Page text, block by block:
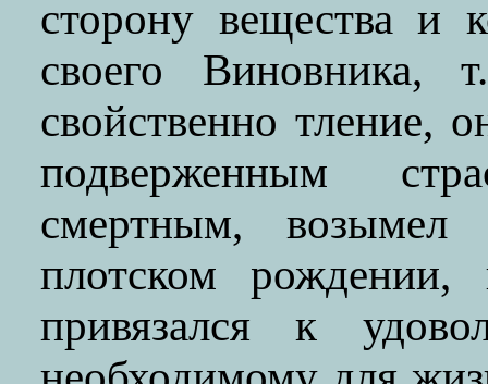
сторону вещества и
своего
свойственно тление,
подверженным
смертным,
плотском
привязался к